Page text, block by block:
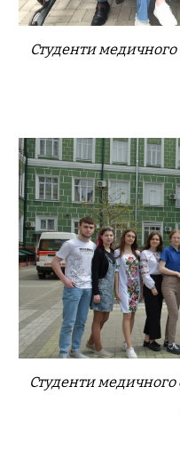
Студенти медичного
Студенти медичного